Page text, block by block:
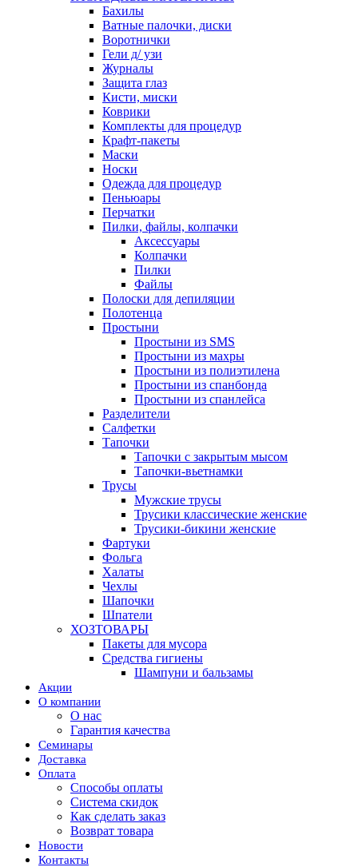
Бахилы
Ватные палочки, диски
Воротнички
Гели д/ узи
Журналы
Защита глаз
Кисти, миски
Коврики
Комплекты для процедур
Крафт-пакеты
Маски
Носки
Одежда для процедур
Пеньюары
Перчатки
Пилки, файлы, колпачки
Аксессуары
Колпачки
Пилки
Файлы
Полоски для депиляции
Полотенца
Простыни
Простыни из SMS
Простыни из махры
Простыни из полиэтилена
Простыни из спанбонда
Простыни из спанлейса
Разделители
Салфетки
Тапочки
Тапочки с закрытым мысом
Тапочки-вьетнамки
Трусы
Мужские трусы
Трусики классические женские
Трусики-бикини женские
Фартуки
Фольга
Халаты
Чехлы
Шапочки
Шпатели
ХОЗТОВАРЫ
Пакеты для мусора
Средства гигиены
Шампуни и бальзамы
Акции
О компании
О нас
Гарантия качества
Семинары
Доставка
Оплата
Способы оплаты
Система скидок
Как сделать заказ
Возврат товара
Новости
Контакты